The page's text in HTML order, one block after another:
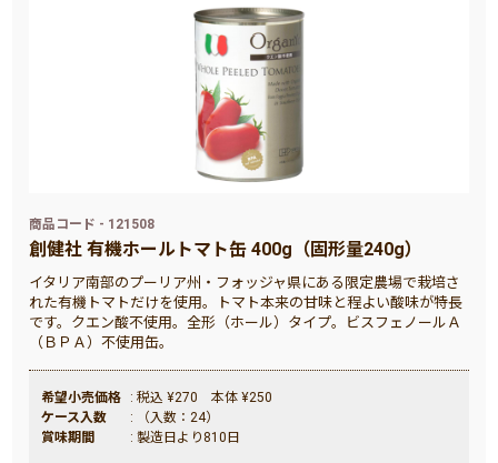
商品コード - 121508
創健社 有機ホールトマト缶 400g（固形量240g）
イタリア南部のプーリア州・フォッジャ県にある限定農場で栽培さ
れた有機トマトだけを使用。トマト本来の甘味と程よい酸味が特長
です。クエン酸不使用。全形（ホール）タイプ。ビスフェノールＡ
（ＢＰＡ）不使用缶。
希望小売価格
: 税込 ¥270 本体 ¥250
ケース入数
: （入数：24）
賞味期間
: 製造日より810日